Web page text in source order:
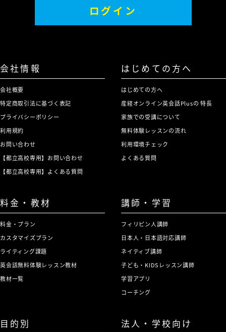
ログイン
会社情報
会社概要
特定商取引法に基づく表記
プライバシーポリシー
利用規約
お問い合わせ
【都立高校専用】お問い合わせ
【都立高校専用】よくある質問
はじめての方へ
はじめての方へ
産経オンライン英会話Plusの 特長
家族での受講について
無料体験レッスンの流れ
利用環境チェック
よくある質問
料金・教材
料金・プラン
カスタマイズプラン
ライティング課題
英会話無料体験レッスン教材
教材一覧
講師・学習
フィリピン人講師
日本人・日本語対応講師
ネイティブ講師
子ども・KIDSレッスン講師
学習アプリ
コーチング
目的別 法人・学校向け